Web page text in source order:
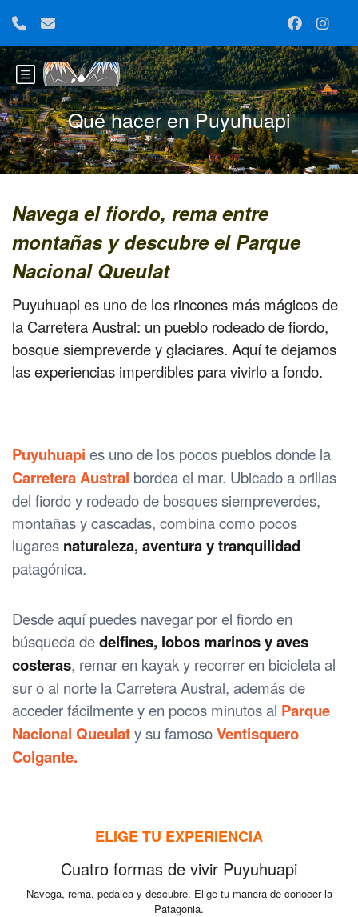
Qué hacer en Puyuhuapi
Navega el fiordo, rema entre
montañas y descubre el Parque
Nacional Queulat
Puyuhuapi es uno de los rincones más mágicos de
la Carretera Austral: un pueblo rodeado de fiordo,
bosque siempreverde y glaciares. Aquí te dejamos
las experiencias imperdibles para vivirlo a fondo.
Puyuhuapi es uno de los pocos pueblos donde la
Carretera Austral bordea el mar. Ubicado a orillas
del fiordo y rodeado de bosques siempreverdes,
montañas y cascadas, combina como pocos
lugares naturaleza, aventura y tranquilidad
patagónica.
Desde aquí puedes navegar por el fiordo en
búsqueda dedelfines, lobos marinos y aves
costeras, remar en kayak y recorrer en bicicleta al
sur o al norte la Carretera Austral, además de
acceder fácilmente y en pocos minutos al Parque
Nacional Queulaty su famosoVentisquero
Colgante.
ELIGE TU EXPERIENCIA
Cuatro formas de vivir Puyuhuapi
Navega, rema, pedalea y descubre. Elige tu manera de conocer la
Patagonia.